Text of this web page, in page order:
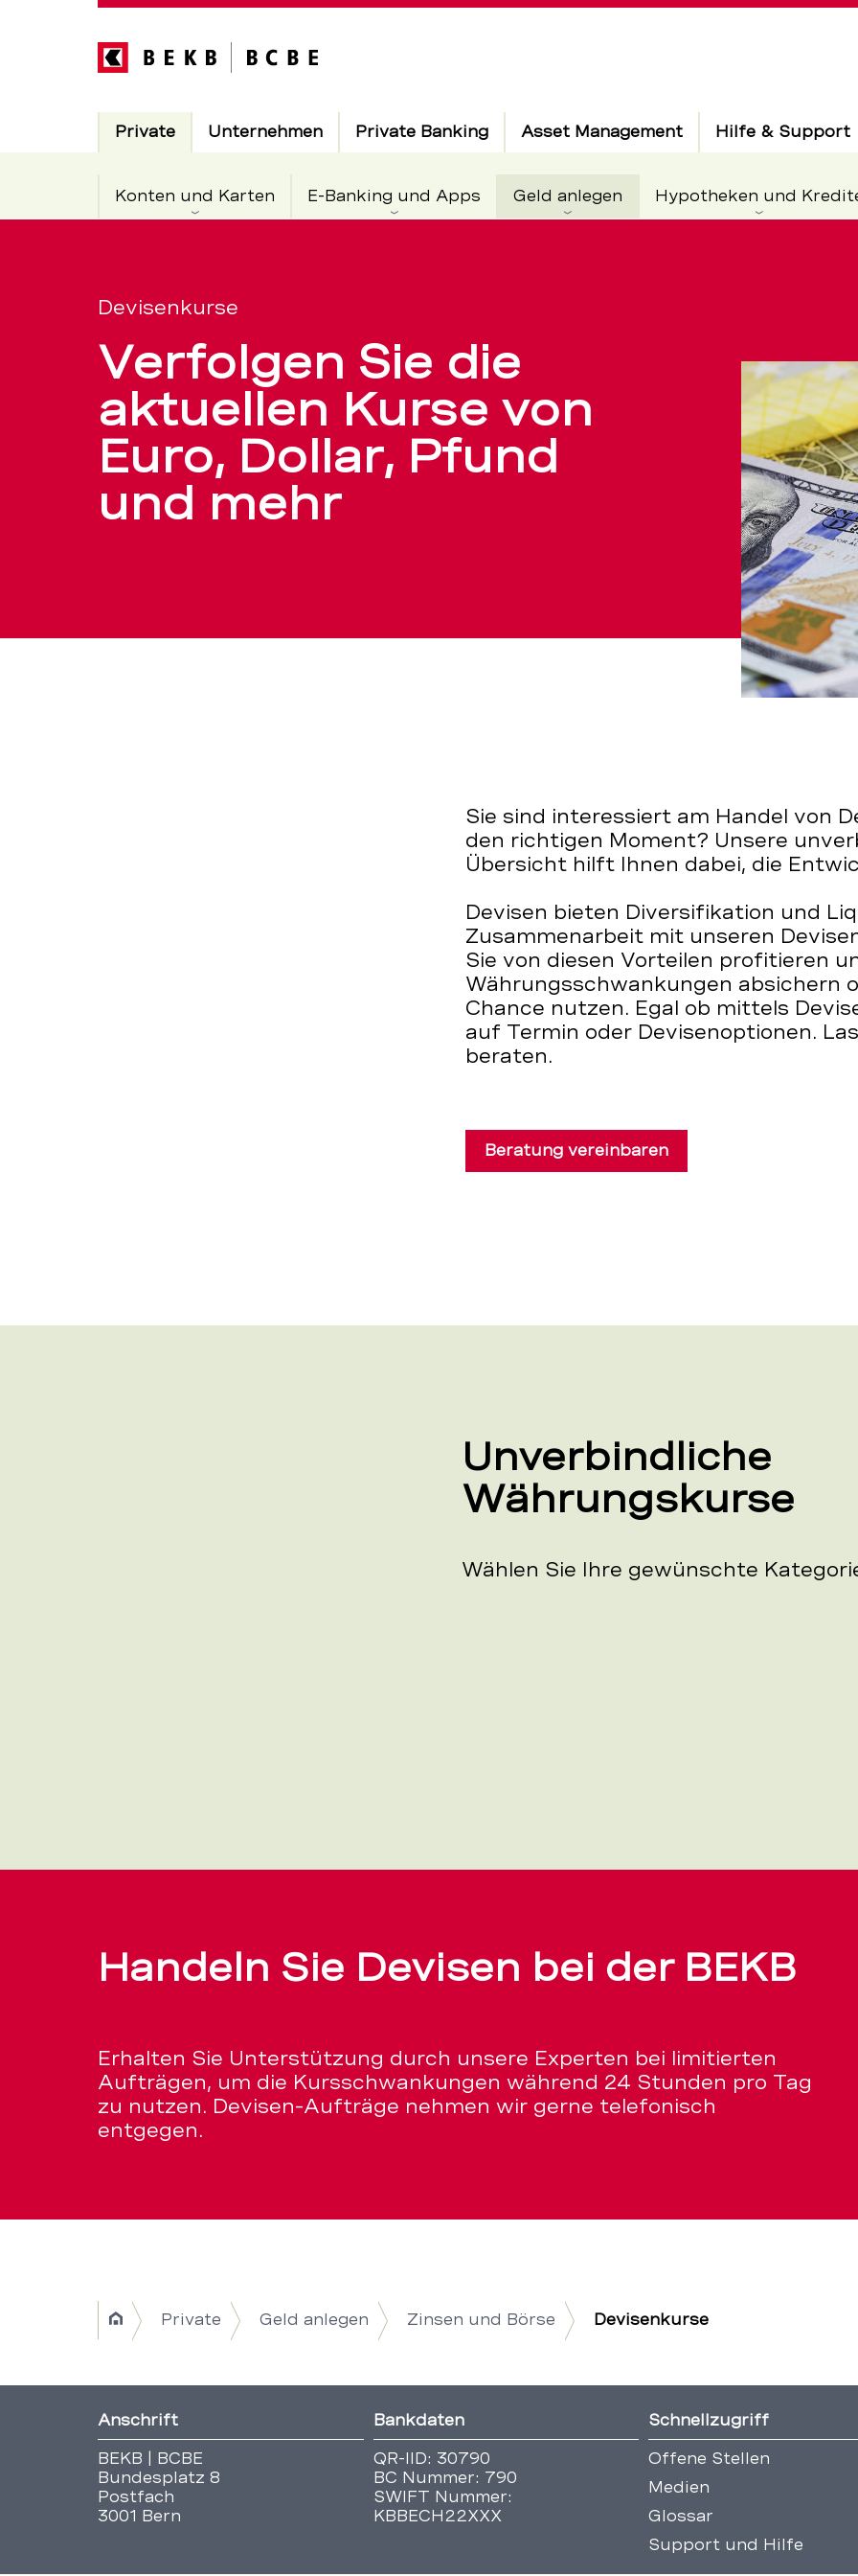
Euro,
Dollar,
Pfund
und
Hauptnavigation
PrivateAktiv
Konten und Karten E-Banking und Apps Geld anlegen AktivHypotheken und
Unternehmen Private Banking Asset Management Hilfe & Support
Devisenkurse
Verfolgen Sie die
aktuellen Kurse von
Euro, Dollar, Pfund
und mehr
Sie sind interessiert am Handel von
den richtigen Moment? Unsere
Übersicht hilft Ihnen dabei, die
Devisen bieten Diversifikation und
Zusammenarbeit mit unseren
Sie von diesen Vorteilen profitieren
Währungsschwankungen absichern
Chance nutzen. Egal ob mittels
auf Termin oder Devisenoptionen.
beraten.
Beratung vereinbaren
Unverbindliche
Währungskurse
Wählen Sie Ihre gewünschte
Handeln Sie Devisen bei der BEKB
Erhalten Sie Unterstützung durch unsere Experten bei limitierten
Aufträgen, um die Kursschwankungen während 24 Stunden pro Tag
zu nutzen. Devisen-Aufträge nehmen wir gerne telefonisch
entgegen.
Breadcrumb
|
Title
Home
Private Geld anlegen Zinsen und Börse Devisenkurse
Fusszeile
Anschrift
BEKB | BCBE
Bundesplatz 8
Postfach
3001 Bern
Bankdaten
QR-IID: 30790
BC Nummer: 790
SWIFT Nummer:
KBBECH22XXX
Schnellzugriff
Offene Stellen
Medien
Glossar
Support und Hilfe